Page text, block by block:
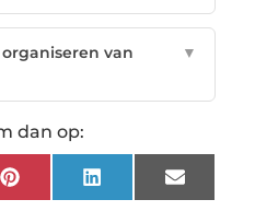
van
▼
dan op:
Pinterest LinkedIn Email